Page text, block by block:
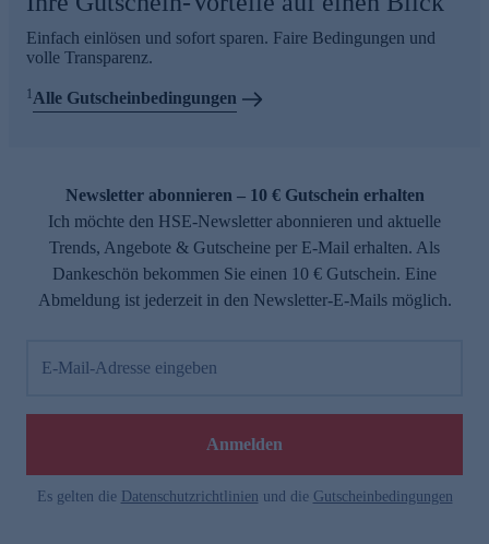
Einfach einlösen und sofort sparen. Faire Bedingungen und
volle Transparenz.
1Alle Gutscheinbedingungen
Newsletter abonnieren – 10 € Gutschein erhalten
Ich möchte den HSE-Newsletter abonnieren und aktuelle
Trends, Angebote & Gutscheine per E-Mail erhalten. Als
Dankeschön bekommen Sie einen 10 € Gutschein. Eine
Abmeldung ist jederzeit in den Newsletter-E-Mails möglich.
E-Mail-Adresse eingeben
Anmelden
Es gelten die Datenschutzrichtlinien und die Gutscheinbedingungen